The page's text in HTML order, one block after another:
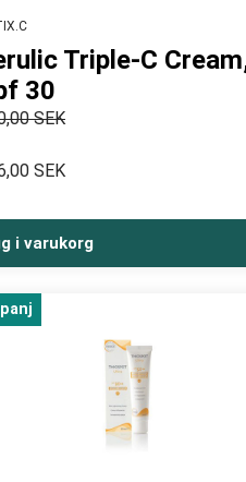
Triple-C
30
SEK
SEK
i varukorg